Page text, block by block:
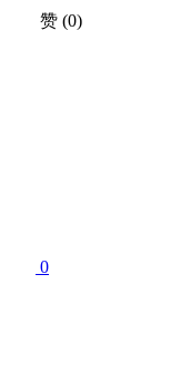
赞 (0)
0